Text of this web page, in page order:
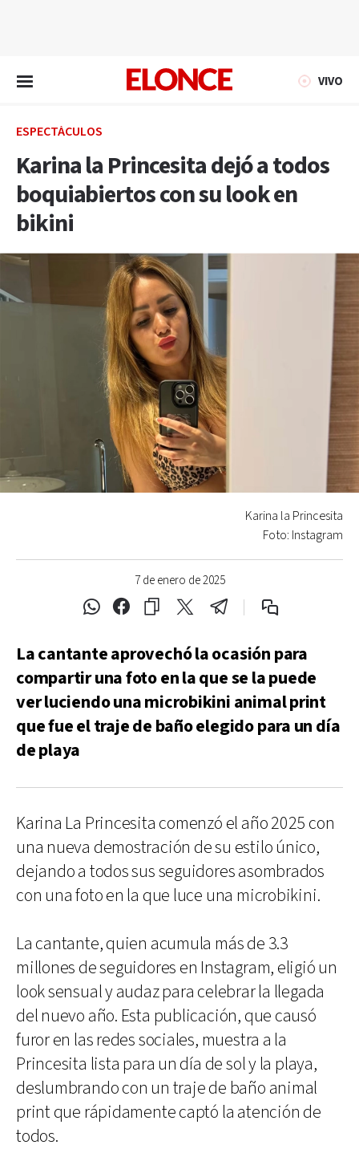
VIVO
ESPECTÁCULOS
Karina la Princesita dejó a todos
boquiabiertos con su look en
bikini
7 de enero de 2025
Karina la Princesita
Foto: Instagram
La cantante aprovechó la ocasión para
compartir una foto en la que se la puede
ver luciendo una microbikini animal print
que fue el traje de baño elegido para un día
de playa
Karina La Princesita comenzó el año 2025 con
una nueva demostración de su estilo único,
dejando a todos sus seguidores asombrados
con una foto en la que luce una microbikini.
La cantante, quien acumula más de 3.3
millones de seguidores en Instagram, eligió un
look sensual y audaz para celebrar la llegada
del nuevo año. Esta publicación, que causó
furor en las redes sociales, muestra a la
Princesita lista para un día de sol y la playa,
deslumbrando con un traje de baño animal
print que rápidamente captó la atención de
todos.